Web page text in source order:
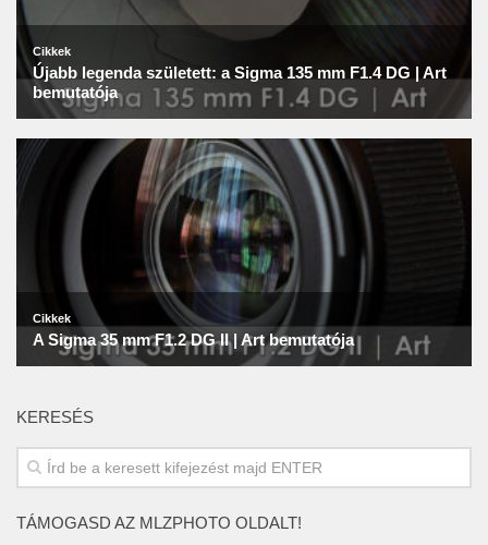
KERESÉS
TÁMOGASD AZ MLZPHOTO OLDALT!